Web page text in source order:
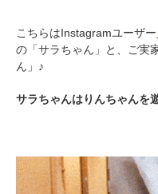
こちらはInstagramユーザー
の「サラちゃん」と、ご実
ん」♪
サラちゃんはりんちゃんを